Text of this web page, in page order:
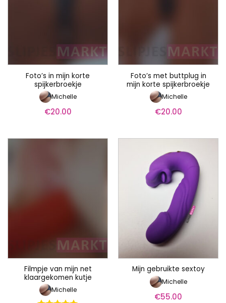
Foto’s in mijn korte
spijkerbroekje
Michelle
€20.00
Foto’s met buttplug in
mijn korte spijkerbroekje
Michelle
€20.00
Filmpje van mijn net
klaargekomen kutje
Michelle
Mijn gebruikte sextoy
Michelle
€55.00